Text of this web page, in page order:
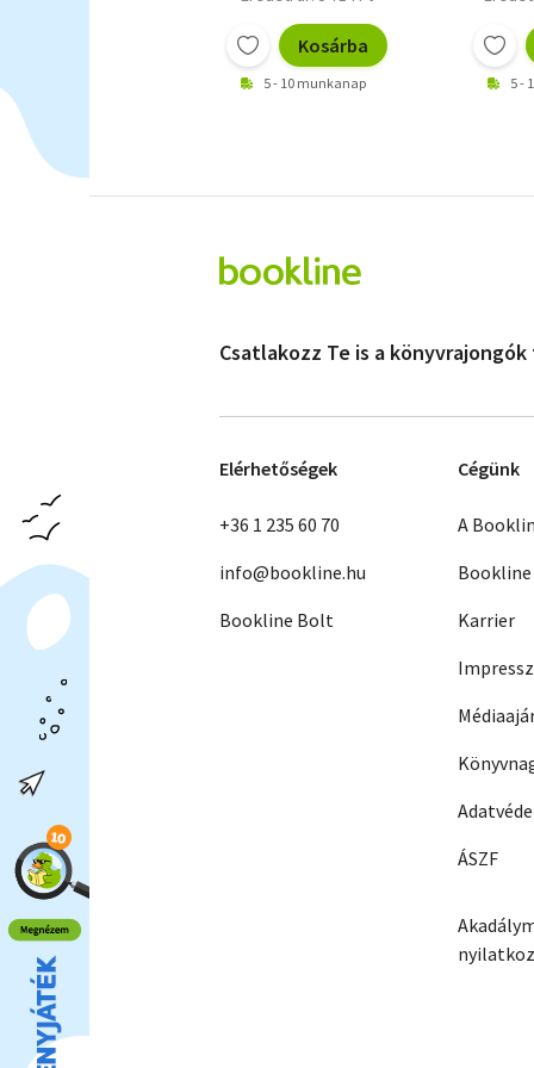
Kosárba
5 - 10 munkanap 5 -
Csatlakozz Te is a
Elérhetőségek
+36 1 235 60 70
info@bookline.hu
Bookline Bolt
Cégünk
A
Karrier
ÁSZF